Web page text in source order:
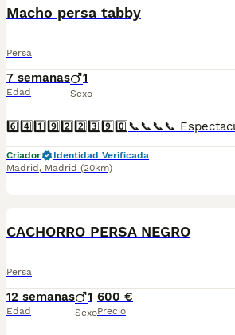
Macho persa tabby
Persa
7 semanas
Edad
1
Sexo
Criador
Identidad Verificada
Madrid , Madrid (20km)
CACHORRO PERSA NEGRO
Persa
12 semanas
Edad
1
Sexo
600 €
Precio